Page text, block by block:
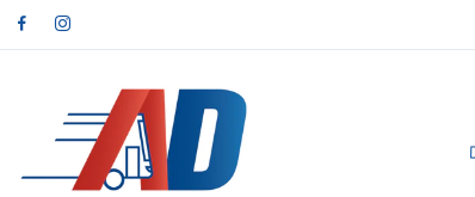
directamente